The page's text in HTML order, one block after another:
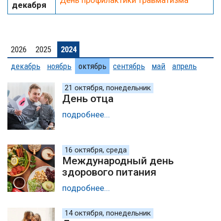
декабря
2026 2025
2024
декабрь
ноябрь октябрь сентябрь май апрель
21 октября, понедельник
День отца
подробнее...
16 октября, среда
Международный день
здорового питания
подробнее...
14 октября, понедельник